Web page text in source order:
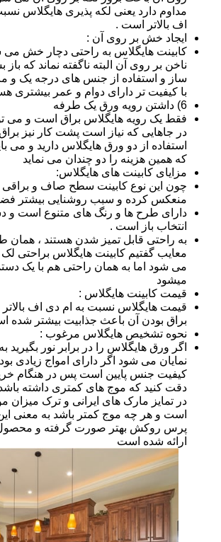
مداوم دارد یعنی لکه پذیری هایگلاس
اف بالاتر است .
ایجاد خش بر روی آن :
کابینت هایگلاس به راحتی دچار خش
ناخن بر روی آن البته ناگفته نماند که
ساز و استفاده از جنس های درجه یک و
با کیفیت تر دارای دوام و عمر بیشتری
6) داشتن رویه ورق یک طرفه
فقط یک رویه هایگلاس براق است و می
در جاهایی که نیاز است پشت کار نیز براق
استفاده از دو ورق هایگلاس دارید و می
که همین هزینه را دو چندان می نماید
مزایای کابینت های هایگلاس:
چون این نوع کابینت سطح صاف و براقی
منعکس کرده و سبب روشنایی بیشتر
دارای طرح ها و رنگ های متنوع است
انتخاب باز است .
به راحتی قابل تمیز شدن هستند ،
معایب گفتیم کابینت هایگلاس براحتی
می شود اما به همان راحتی هم با یک
میشود
قیمت کابینت هایگلاس :
قیمت هایگلاس نسبت به ام دی اف بالاتر
براق بودن آن باعث جذابیت بیشتر شده
نحوه تشخیص هایگلاس مرغوب :
اگر ورق هایگلاس را در برابر نور
نمایان می شود اگر دارای امواج زیادی
کیفیت جنس پایین است پس در هنگام
دقت کنید که موج های کمتری داشته باشد
در تمایز مارک های ایرانی و ترک
است و هر چه موج کمتر باشد به معنی
پرس روکش بهتر صورت گرفته و محصول
ارائه شده است